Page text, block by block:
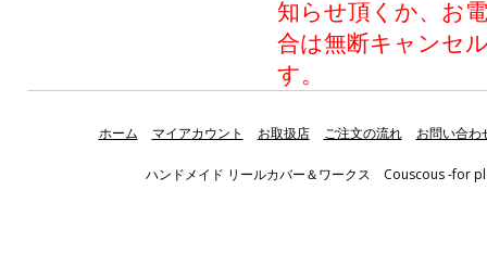
知らせ頂くか、お
合は無断キャンセ
す。
ホーム マイアカウント お取扱店 ご注文の流れ お問い合わ
ハンドメイド リールカバー＆ワークス Couscous -for